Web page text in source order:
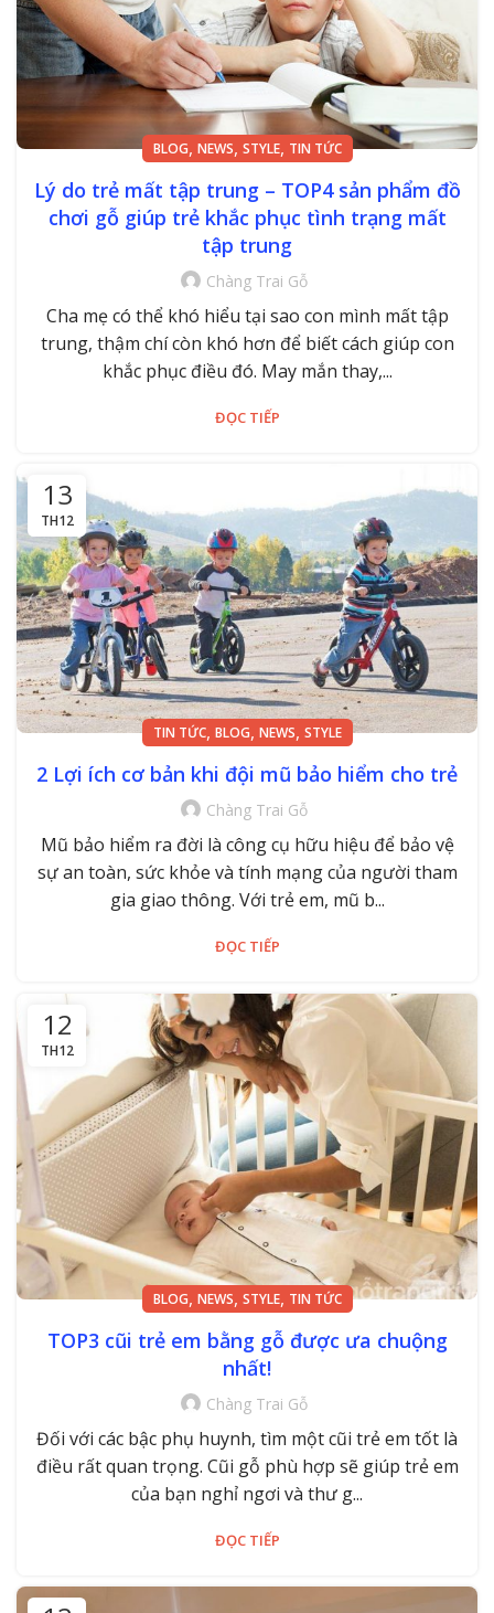
BLOG, NEWS, STYLE, TIN TỨC
Lý do trẻ mất tập trung – TOP4 sản phẩm đồ
chơi gỗ giúp trẻ khắc phục tình trạng mất
tập trung
Chàng Trai Gỗ
Cha mẹ có thể khó hiểu tại sao con mình mất tập
trung, thậm chí còn khó hơn để biết cách giúp con
khắc phục điều đó. May mắn thay,...
ĐỌC TIẾP
13
TH12
TIN TỨC, BLOG, NEWS, STYLE
2 Lợi ích cơ bản khi đội mũ bảo hiểm cho trẻ
Chàng Trai Gỗ
Mũ bảo hiểm ra đời là công cụ hữu hiệu để bảo vệ
sự an toàn, sức khỏe và tính mạng của người tham
gia giao thông. Với trẻ em, mũ b...
ĐỌC TIẾP
12
TH12
BLOG, NEWS, STYLE, TIN TỨC
TOP3 cũi trẻ em bằng gỗ được ưa chuộng
nhất!
Chàng Trai Gỗ
Đối với các bậc phụ huynh, tìm một cũi trẻ em tốt là
điều rất quan trọng. Cũi gỗ phù hợp sẽ giúp trẻ em
của bạn nghỉ ngơi và thư g...
ĐỌC TIẾP